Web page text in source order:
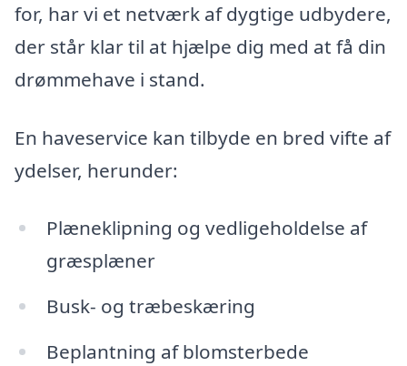
for, har vi et netværk af dygtige udbydere,
der står klar til at hjælpe dig med at få din
drømmehave i stand.
En haveservice kan tilbyde en bred vifte af
ydelser, herunder:
Plæneklipning og vedligeholdelse af
græsplæner
Busk- og træbeskæring
Beplantning af blomsterbede